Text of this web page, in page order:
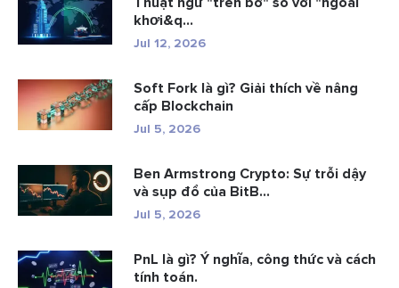
khơi&q...
Jul 12, 2026
Soft Fork là gì? Giải thích về nâng
cấp Blockchain
Jul 5, 2026
Ben Armstrong Crypto: Sự trỗi dậy
và sụp đổ của BitB...
Jul 5, 2026
PnL là gì? Ý nghĩa, công thức và cách
tính toán.